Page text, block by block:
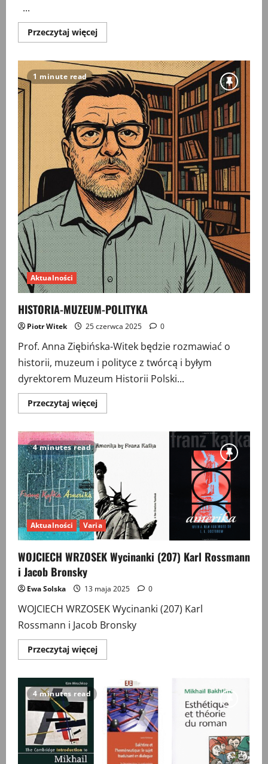
...
Przeczytaj więcejPrzeczytaj
więcej
naprawdę
jest
rekonstrukcja
historyczna?
1 minute read
Aktualności
HISTORIA-MUZEUM-POLITYKA
Piotr Witek 25 czerwca 2025 0
Prof. Anna Ziębińska-Witek będzie rozmawiać o
historii, muzeum i polityce z twórcą i byłym
dyrektorem Muzeum Historii Polski...
Przeczytaj więcejPrzeczytaj
więcej
POLITYKA
4 minutes read
Aktualności Varia
WOJCIECH WRZOSEK Wycinanki (207) Karl Rossmann
i Jacob Bronsky
Ewa Solska 13 maja 2025 0
WOJCIECH WRZOSEK Wycinanki (207) Karl
Rossmann i Jacob Bronsky
Przeczytaj więcejPrzeczytaj
więcej
WRZOSEK
Wycinanki
(207)
Karl
Rossmann
Jacob
4 minutes read